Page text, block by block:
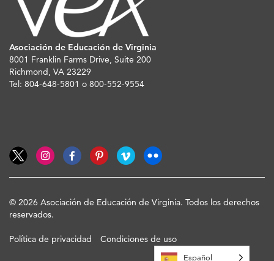
Asociación de Educación de Virginia
8001 Franklin Farms Drive, Suite 200
Richmond, VA 23229
Tel: 804-648-5801 o 800-552-9554
© 2026 Asociación de Educación de Virginia. Todos los derechos
reservados.
Política de privacidad Condiciones de uso
Español